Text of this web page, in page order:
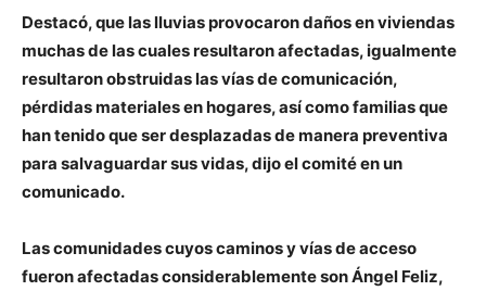
Destacó, que las lluvias provocaron daños en viviendas
muchas de las cuales resultaron afectadas, igualmente
resultaronobstruidas las vías de comunicación,
pérdidas materiales en hogares, así como familias que
han tenido que ser desplazadas de manera preventiva
para salvaguardar sus vidas, dijo el comité en un
comunicado.
Las comunidades cuyos caminos y vías de acceso
fueron afectadas considerablemente son Ángel Feliz,